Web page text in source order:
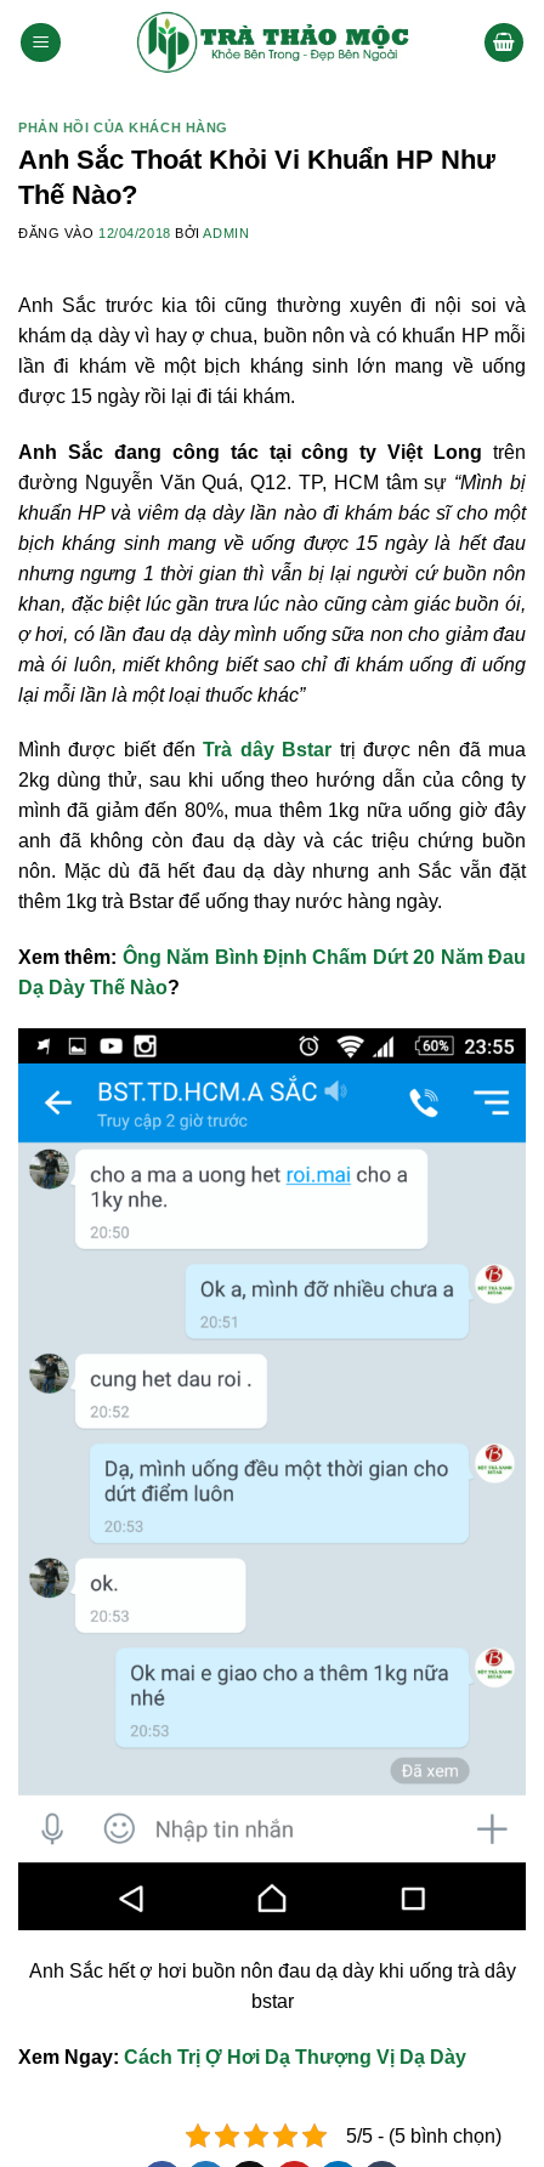
qua
PHẢN HỒI CỦA KHÁCH HÀNG
Anh Sắc Thoát Khỏi Vi Khuẩn HP Như
Thế Nào?
ĐĂNG VÀO 12/04/2018 BỞIADMIN
Anh Sắc trước kia tôi cũng thường xuyên đi nội soi và
khám dạ dày vì hay ợ chua, buồn nôn và có khuẩn HP mỗi
lần đi khám về một bịch kháng sinh lớn mang về uống
được 15 ngày rồi lại đi tái khám.
Anh Sắc đang công tác tại công ty Việt Long trên
đường Nguyễn Văn Quá, Q12. TP, HCM tâm sự “Mình bị
khuẩn HP và viêm dạ dày lần nào đi khám bác sĩ cho một
bịch kháng sinh mang về uống được 15 ngày là hết đau
nhưng ngưng 1 thời gian thì vẫn bị lại người cứ buồn nôn
khan, đặc biệt lúc gần trưa lúc nào cũng càm giác buồn ói,
ợ hơi, có lần đau dạ dày mình uống sữa non cho giảm đau
mà ói luôn, miết không biết sao chỉ đi khám uống đi uống
lại mỗi lần là một loại thuốc khác”
Mình được biết đếnTrà dây Bstar trị được nên đã mua
2kg dùng thử, sau khi uống theo hướng dẫn của công ty
mình đã giảm đến 80%, mua thêm 1kg nữa uống giờ đây
anh đã không còn đau dạ dày và các triệu chứng buồn
nôn. Mặc dù đã hết đau dạ dày nhưng anh Sắc vẵn đặt
thêm 1kg trà Bstar để uống thay nước hàng ngày.
Xem thêm: Ông Năm Bình Định Chấm Dứt 20 Năm Đau
Dạ Dày Thế Nào?
Anh Sắc hết ợ hơi buồn nôn đau dạ dày khi uống trà dây
bstar
Xem Ngay: Cách Trị Ợ Hơi Dạ Thượng Vị Dạ Dày
5/5 - (5 bình chọn)